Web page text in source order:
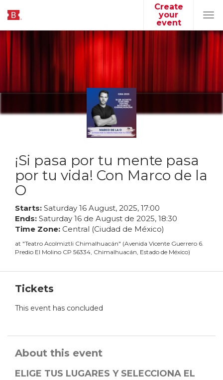
Create
your
event
¡Si pasa por tu mente pasa
por tu vida! Con Marco de la
O
Starts: Saturday 16 August, 2025, 17:00
Ends: Saturday 16 de August de 2025, 18:30
Time Zone: Central (Ciudad de México)
at "Teatro Acolmiztli Chimalhuacán" (Avenida Vicente Guerrero 6.
Predio El Molino CP 56334, Chimalhuacán, Estado de México)
Tickets
This event has concluded
About this event
ELIGE TUS LUGARES Y SELECCIONA EL